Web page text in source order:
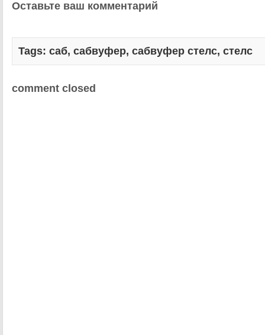
Оставьте ваш комментарий
Tags: саб, сабвуфер, сабвуфер стелс, стелс
comment closed